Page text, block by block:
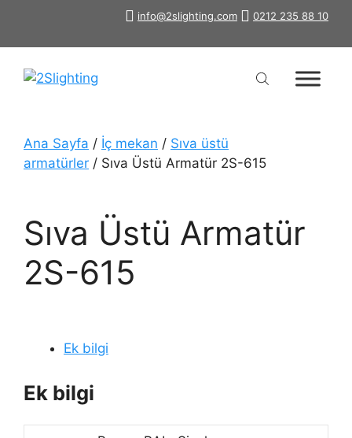
info@2slighting.com 0212 235 88 10
Ana Sayfa / İç mekan / Sıva üstü
armatürler / Sıva Üstü Armatür 2S-615
Sıva Üstü Armatür
2S-615
Ek bilgi
Ek bilgi